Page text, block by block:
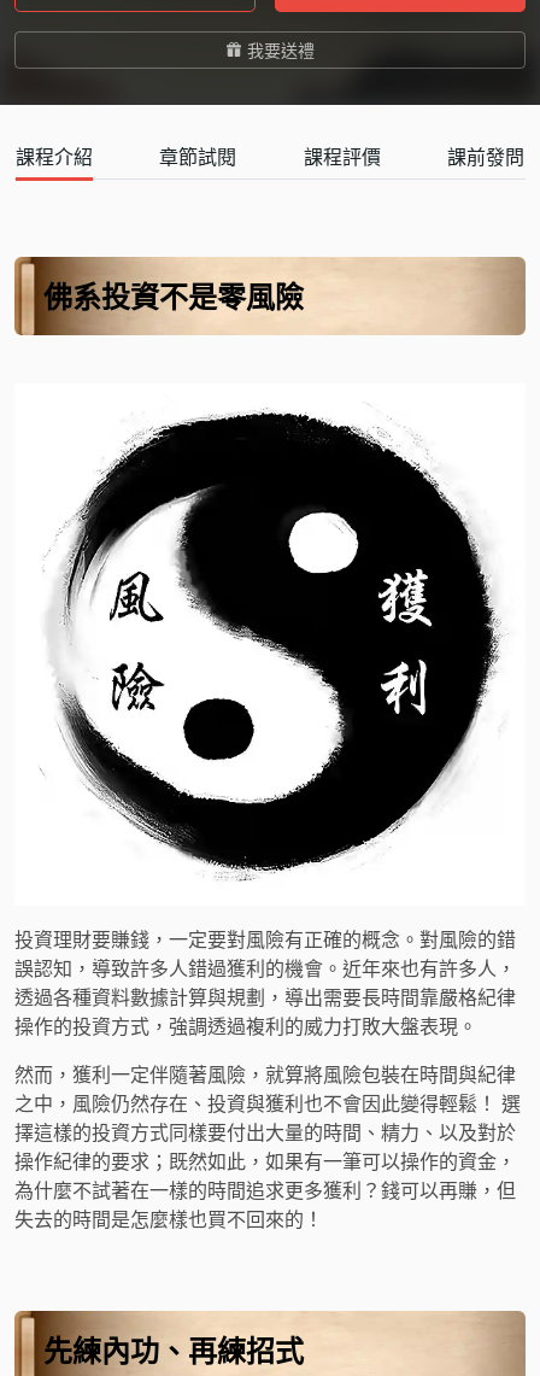
我要送禮
課程介紹 章節試閱 課程評價 課前發問
佛系投資不是零風險
投資理財要賺錢，一定要對風險有正確的概念。對風險的錯
誤認知，導致許多人錯過獲利的機會。近年來也有許多人，
透過各種資料數據計算與規劃，導出需要長時間靠嚴格紀律
操作的投資方式，強調透過複利的威力打敗大盤表現。
然而，獲利一定伴隨著風險，就算將風險包裝在時間與紀律
之中，風險仍然存在、投資與獲利也不會因此變得輕鬆！ 選
擇這樣的投資方式同樣要付出大量的時間、精力、以及對於
操作紀律的要求；既然如此，如果有一筆可以操作的資金，
為什麼不試著在一樣的時間追求更多獲利？錢可以再賺，但
失去的時間是怎麼樣也買不回來的！
先練內功、再練招式